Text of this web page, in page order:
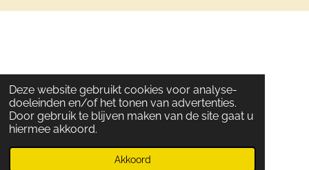
Deze website gebruikt cookies voor analyse-
doeleinden en/of het tonen van advertenties.
Door gebruik te blijven maken van de site gaat u
hiermee akkoord.
Akkoord